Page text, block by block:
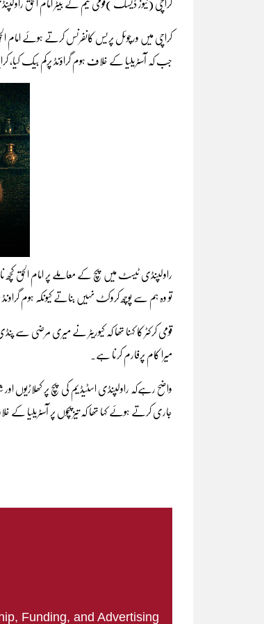
کراچی میں ورچوئل پریس کانفرنس کرتے ہوئے امام
جب کہ آسٹریلیا کے خلاف ہوم گراؤنڈ پرکم بیک
راولپنڈی ٹیسٹ میں پچ کے معاملے پر امام الحق
تو وہ ہم سے پوچھ کروکٹ نہیں بناتے کیونکہ ہوم
قومی کرکٹر کا کہنا تھا کہ کیوریٹر نے میری مرضی سے
میرا کام پرفارم کرنا ہے۔
واضح رہےکہ راولپنڈی اسٹیڈیم کی پچ پر کھلاڑیوں
جاری کرتے ہوئے کہا تھا کہ تیز پچوں پر آسٹریلیا
Funding, and Advertising